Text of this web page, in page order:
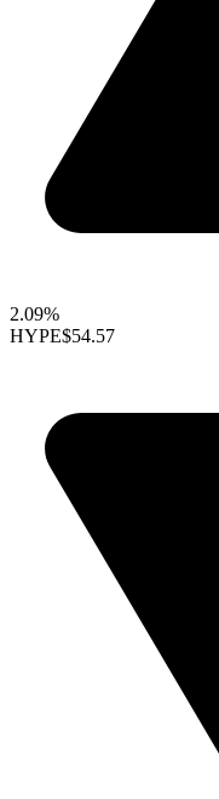
2.09%
HYPE$54.57